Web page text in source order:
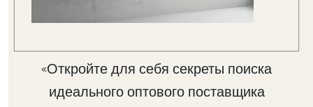
«Откройте для себя секреты поиска
идеального оптового поставщика